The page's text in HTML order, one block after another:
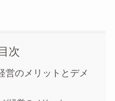
目次
営のメリットとデメ